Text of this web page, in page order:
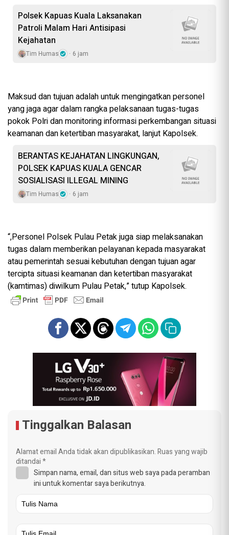
Polsek Kapuas Kuala Laksanakan
Patroli Malam Hari Antisipasi
Kejahatan
Tim Humas 6 jam
Maksud dan tujuan adalah untuk mengingatkan personel
yang jaga agar dalam rangka pelaksanaan tugas-tugas
pokok Polri dan monitoring informasi perkembangan situasi
keamanan dan ketertiban masyarakat, lanjut Kapolsek.
BERANTAS KEJAHATAN LINGKUNGAN,
POLSEK KAPUAS KUALA GENCAR
SOSIALISASI ILLEGAL MINING
Tim Humas 6 jam
“,Personel Polsek Pulau Petak juga siap melaksanakan
tugas dalam memberikan pelayanan kepada masyarakat
atau pemerintah sesuai kebutuhan dengan tujuan agar
tercipta situasi keamanan dan ketertiban masyarakat
(kamtimas) diwilkum Pulau Petak,” tutup Kapolsek.
Tinggalkan Balasan
Alamat email Anda tidak akan dipublikasikan.Ruas yang wajib
ditandai*
Simpan nama, email, dan situs web saya pada peramban
ini untuk komentar saya berikutnya.